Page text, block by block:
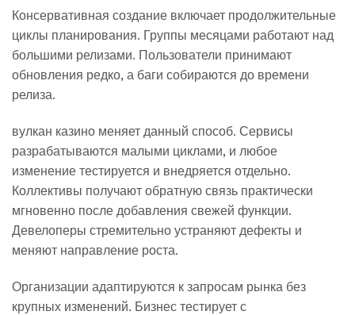
Консервативная создание включает продолжительные
циклы планирования. Группы месяцами работают над
большими релизами. Пользователи принимают
обновления редко, а баги собираются до времени
релиза.
вулкан казино меняет данный способ. Сервисы
разрабатываются малыми циклами, и любое
изменение тестируется и внедряется отдельно.
Коллективы получают обратную связь практически
мгновенно после добавления свежей функции.
Девелоперы стремительно устраняют дефекты и
меняют направление роста.
Организации адаптируются к запросам рынка без
крупных изменений. Бизнес тестирует с